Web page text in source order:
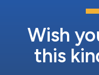
ー・エンドの計画機能に
との広範な比較・評価プロ
信を持った計画策定を支
Kinaxis Maestro™プラット
Wish
this